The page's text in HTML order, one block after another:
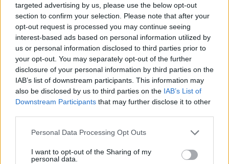
targeted advertising by us, please use the below opt-out
section to confirm your selection. Please note that after your
opt-out request is processed you may continue seeing
interest-based ads based on personal information utilized by
us or personal information disclosed to third parties prior to
your opt-out. You may separately opt-out of the further
disclosure of your personal information by third parties on the
IAB’s list of downstream participants. This information may
also be disclosed by us to third parties on the IAB’s List of
Downstream Participants that may further disclose it to other
Please note that this website/app uses one or more Google
not limited to your visit or usage behaviour. You may click to
grant or deny consent to Google and its third-party tags to
Personal Data Processing Opt Outs
I want to opt-out of the Sharing of my
personal data.
Olasz lap: dzsihadista hálózatokra és a ceutai
bevándorlás biztonsági kockázataira
figyelmeztetnek a titkosszolgálatok
HÍREK 3 órája
Heaven Street Seven: nézz vissza, és nézd
vissza!